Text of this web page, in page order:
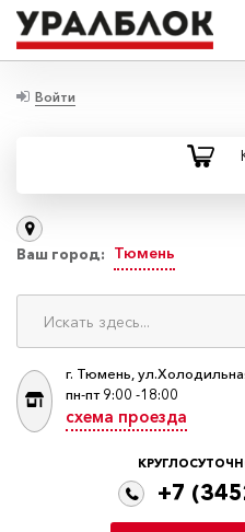
Войти
Ваш город: Тюмень
г. Тюмень,
пн-пт 9:00 -18:00
схема проезда
+7